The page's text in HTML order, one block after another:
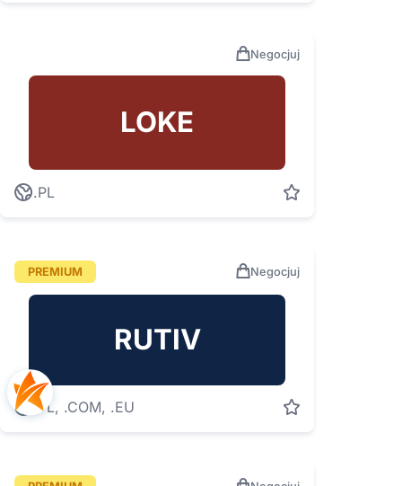
Negocjuj
LOKE
.PL
PREMIUM Negocjuj
RUTIV
.PL, .COM, .EU